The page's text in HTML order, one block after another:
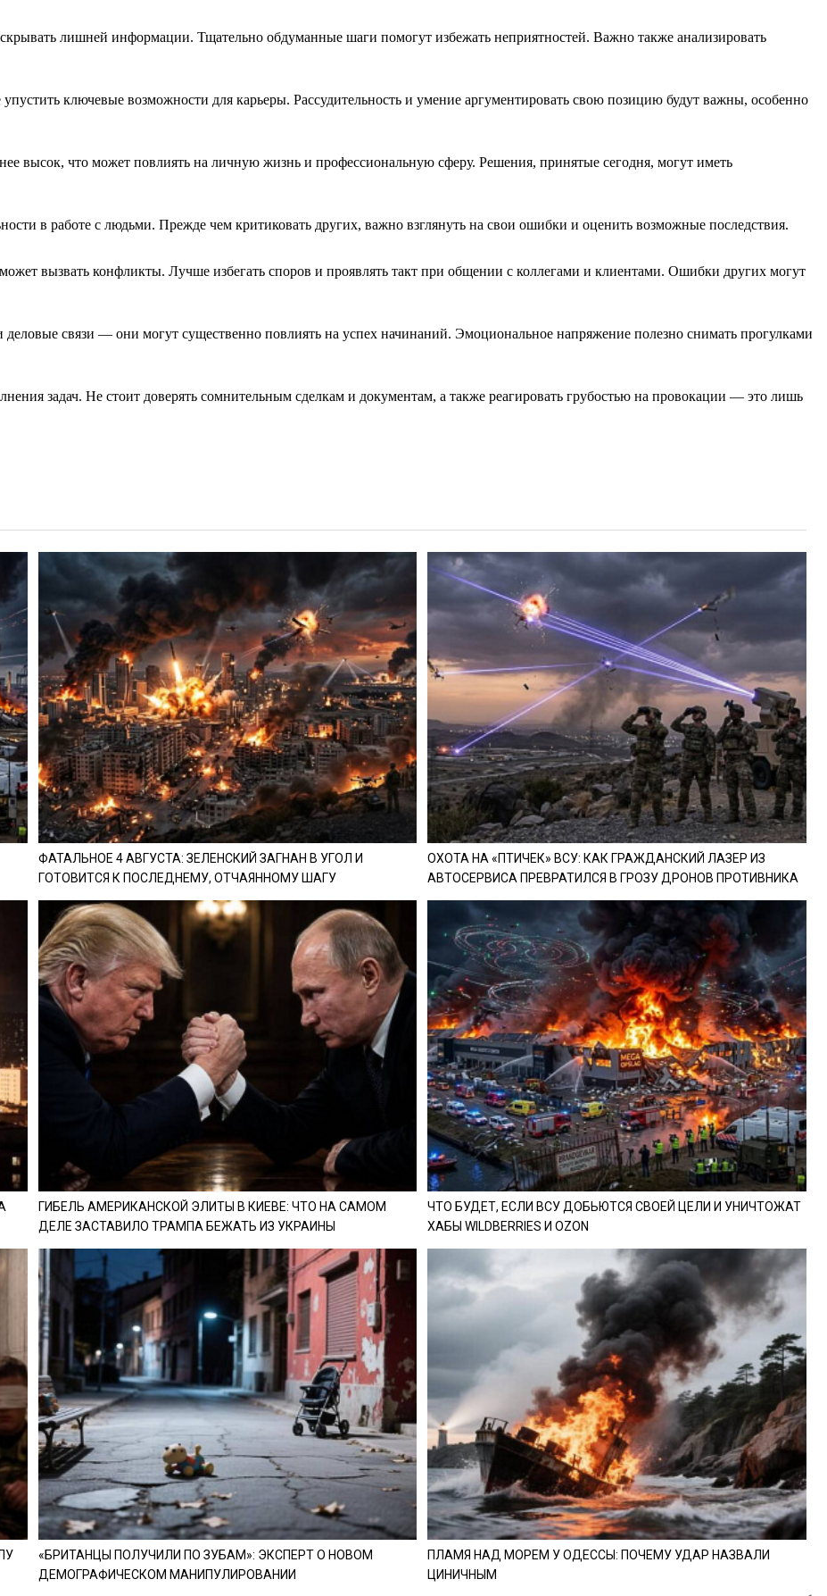
лишней информации. Тщательно обдуманные шаги помогут избежать неприятностей. Важно также анализировать
ключевые возможности для карьеры. Рассудительность и умение аргументировать свою позицию будут важны, особенно
высок, что может повлиять на личную жизнь и профессиональную сферу. Решения, принятые сегодня, могут иметь
в работе с людьми. Прежде чем критиковать других, важно взглянуть на свои ошибки и оценить возможные последствия.
вызвать конфликты. Лучше избегать споров и проявлять такт при общении с коллегами и клиентами. Ошибки других могут
связи — они могут существенно повлиять на успех начинаний. Эмоциональное напряжение полезно снимать прогулками
задач. Не стоит доверять сомнительным сделкам и документам, а также реагировать грубостью на провокации — это лишь
ФАТАЛЬНОЕ 4 АВГУСТА: ЗЕЛЕНСКИЙ ЗАГНАН В УГОЛ И
ГОТОВИТСЯ К ПОСЛЕДНЕМУ, ОТЧАЯННОМУ ШАГУ
ОХОТА НА «ПТИЧЕК» ВСУ: КАК ГРАЖДАНСКИЙ ЛАЗЕР ИЗ
АВТОСЕРВИСА ПРЕВРАТИЛСЯ В ГРОЗУ ДРОНОВ ПРОТИВНИКА
ГИБЕЛЬ АМЕРИКАНСКОЙ ЭЛИТЫ В КИЕВЕ: ЧТО НА САМОМ
ДЕЛЕ ЗАСТАВИЛО ТРАМПА БЕЖАТЬ ИЗ УКРАИНЫ
ЧТО БУДЕТ, ЕСЛИ ВСУ ДОБЬЮТСЯ СВОЕЙ ЦЕЛИ И УНИЧТОЖАТ
ХАБЫ WILDBERRIES И OZON
«БРИТАНЦЫ ПОЛУЧИЛИ ПО ЗУБАМ»: ЭКСПЕРТ О НОВОМ
ДЕМОГРАФИЧЕСКОМ МАНИПУЛИРОВАНИИ
ПЛАМЯ НАД МОРЕМ У ОДЕССЫ: ПОЧЕМУ УДАР НАЗВАЛИ
ЦИНИЧНЫМ